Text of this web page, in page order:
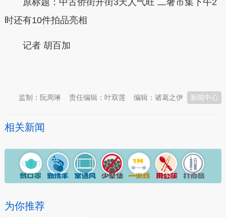
原标题：中古侨街开街3天人气旺 二奢市集下午2
时还有10件拍品亮相
记者 胡百加
新闻中心
编辑：诸葛之伊
责任编辑：叶双莲
监制：阮周琳
相关新闻
为你推荐